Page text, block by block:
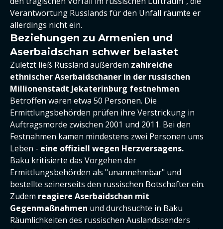
Verantwortung Russlands für den Unfall räumte er
allerdings nicht ein.
Beziehungen zu Armenien und
Aserbaidschan schwer belastet
Zuletzt ließ Russland außerdem zahlreiche
ethnischer Aserbaidschaner in der russischen
Millionenstadt Jekaterinburg festnehmen.
Betroffen waren etwa 50 Personen. Die
Ermittlungsbehörden prüfen ihre Verstrickung in
Auftragsmorde zwischen 2001 und 2011. Bei den
Festnahmen kamen mindestens zwei Personen ums
Leben - eine offiziell wegen Herzversagens.
Baku kritisierte das Vorgehen der
Ermittlungsbehörden als "unannehmbar" und
bestellte seinerseits den russischen Botschafter ein.
Zudem reagiere Aserbaidschan mit
Gegenmaßnahmen und durchsuchte in Baku
Räumlichkeiten des russischen Auslandssenders